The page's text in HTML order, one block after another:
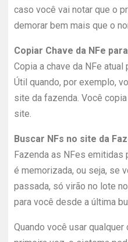
caso você vai notar que o
demorar bem mais que o
Copiar Chave da NFe
Copia a chave da NFe
Útil quando, por exemplo,
site da fazenda. Você
site.
Buscar NFs no site da
Fazenda as NFes emitidas
é memorizada, ou seja, se
passada, só virão no lote
para você desde a última
Quando você usar